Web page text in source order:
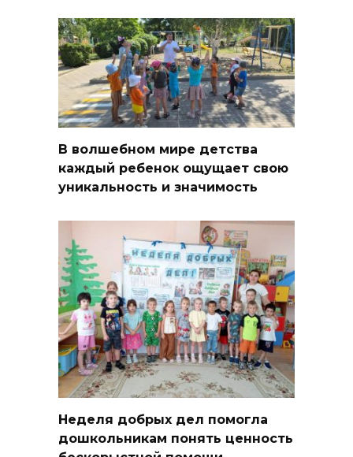
В волшебном мире детства
каждый ребенок ощущает свою
уникальность и значимость
Неделя добрых дел помогла
дошкольникам понять ценность